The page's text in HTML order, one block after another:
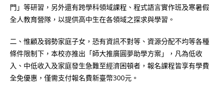
門」等研習，另外還有跨學科領域課程、程式語言實作班及寒暑假
全人教育營隊，以提供高中生在各領域之探求與學習。
二、惟顧及弱勢家庭子女，恐有資訊不對等、資源分配不均等各種
條件限制下，本校亦推出「師大推廣圓夢助學方案」，凡為低收
入、中低收入及家庭發生急難至經濟困頓者，報名課程皆享有學費
全免優惠，僅需支付報名費新臺幣300元。